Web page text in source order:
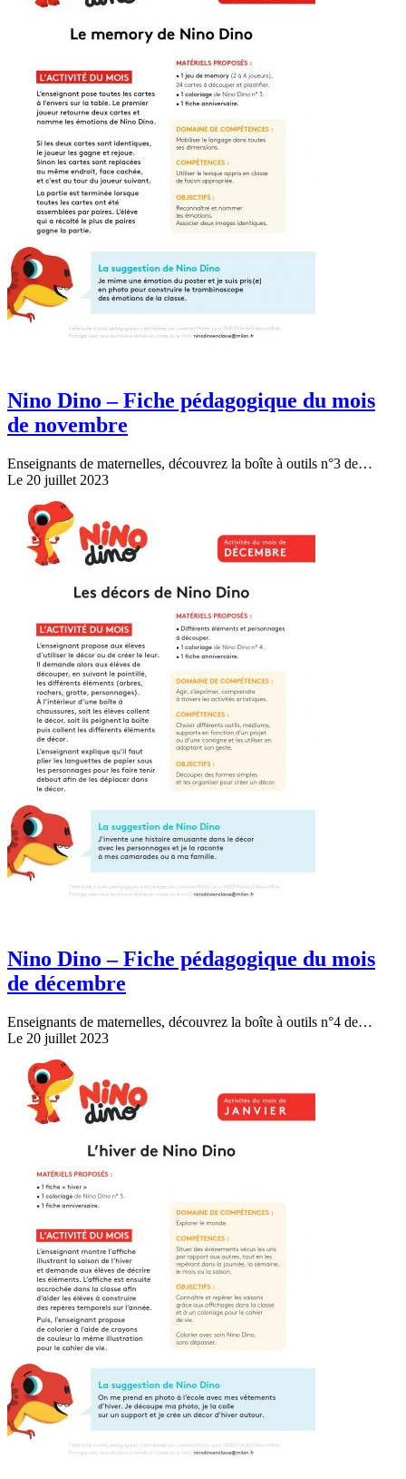
Nino Dino – Fiche pédagogique du mois
de novembre
Enseignants de maternelles, découvrez la boîte à outils n°3 de…
Le 20 juillet 2023
Nino Dino – Fiche pédagogique du mois
de décembre
Enseignants de maternelles, découvrez la boîte à outils n°4 de…
Le 20 juillet 2023